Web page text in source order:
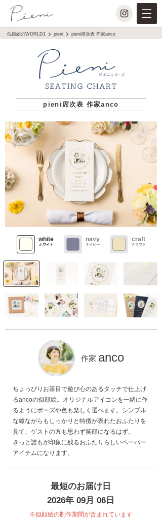
似顔絵のWORLD1 pieni pieni席次表 作家anco
pieni席次表 作家anco
white
ホワイト
navy
ネイビー
craft
クラフト
作家 anco
ちょっぴりお茶目で遊び心のあるタッチで仕上げ
るancoの似顔絵。オリジナルアイコンを一緒に作
るようにポーズや色も楽しく選べます。シンプル
な線ながらもしっかりと特徴が表れたおふたりを
見て、ゲストの方も思わず笑顔になるはず。
きっと誰もが印象に残るおふたりらしいペーパー
アイテムになります。
最短のお届け日
2026年 09月 06日
※似顔絵の制作期間が含まれています